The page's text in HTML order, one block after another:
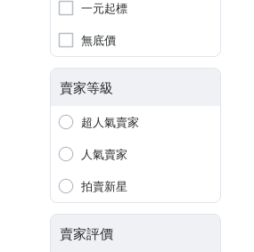
一元起標
無底價
賣家等級
超人氣賣家
人氣賣家
拍賣新星
賣家評價